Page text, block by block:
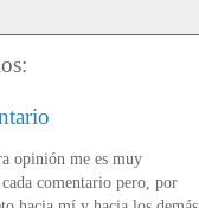
opinión me es muy
comentario pero, por